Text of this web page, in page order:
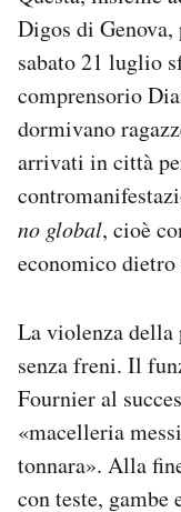
Digos di
sabato 21 luglio
comprensorio
dormivano
arrivati in città
no global, cioè
economico
La violenza della
senza freni. Il
Fournier al
«macelleria
tonnara». Alla
con teste, gambe